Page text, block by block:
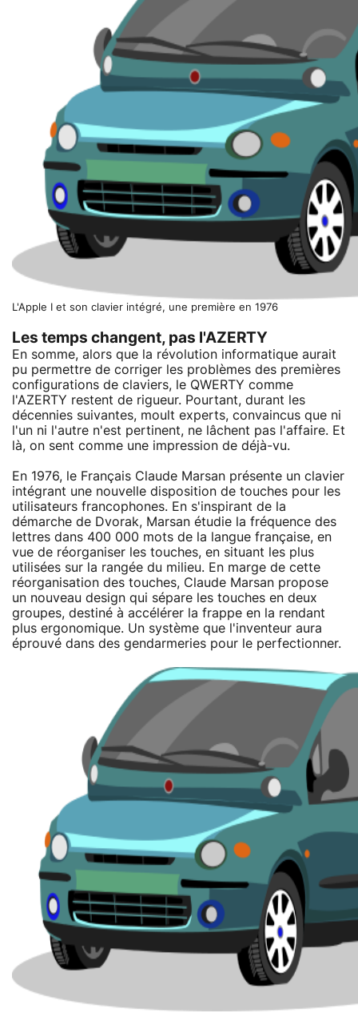
L'Apple I et son clavier intégré, une première en 1976
Les temps changent, pas l'AZERTY
En somme, alors que la révolution informatique aurait
pu permettre de corriger les problèmes des premières
configurations de claviers, le QWERTY comme
l'AZERTY restent de rigueur. Pourtant, durant les
décennies suivantes, moult experts, convaincus que ni
l'un ni l'autre n'est pertinent, ne lâchent pas l'affaire. Et
là, on sent comme une impression de déjà-vu.
En 1976, le Français Claude Marsan présente un clavier
intégrant une nouvelle disposition de touches pour les
utilisateurs francophones. En s'inspirant de la
démarche de Dvorak, Marsan étudie la fréquence des
lettres dans 400 000 mots de la langue française, en
vue de réorganiser les touches, en situant les plus
utilisées sur la rangée du milieu. En marge de cette
réorganisation des touches, Claude Marsan propose
un nouveau design qui sépare les touches en deux
groupes, destiné à accélérer la frappe en la rendant
plus ergonomique. Un système que l'inventeur aura
éprouvé dans des gendarmeries pour le perfectionner.